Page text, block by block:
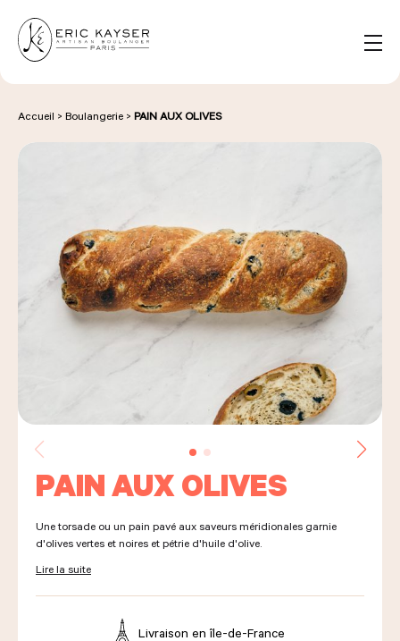
FR
NOS BOULANGERIES
LA MAISON D'ÉRIC KAYSER
LES COURS D'ÉRIC KAYSER
NOUS REJOINDRE
Accueil > Boulangerie > PAIN AUX OLIVES
PAIN AUX OLIVES
Une torsade ou un pain pavé aux saveurs méridionales garnie
d'olives vertes et noires et pétrie d'huile d'olive.
Lire la suite
Livraison en île-de-France